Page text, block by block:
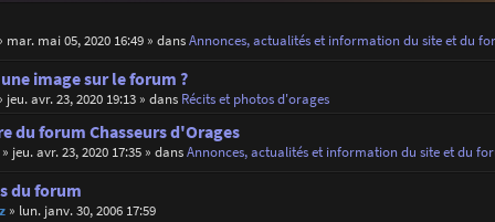
mar. mai 05, 2020 16:49» dansAnnonces, actualités et information du site et du
image sur le forum ?
jeu. avr. 23, 2020 19:13» dans Récits et photos d'orages
du forum Chasseurs d'Orages
jeu. avr. 23, 2020 17:35» dansAnnonces, actualités et information du site et du
du forum
» lun. janv. 30, 2006 17:59